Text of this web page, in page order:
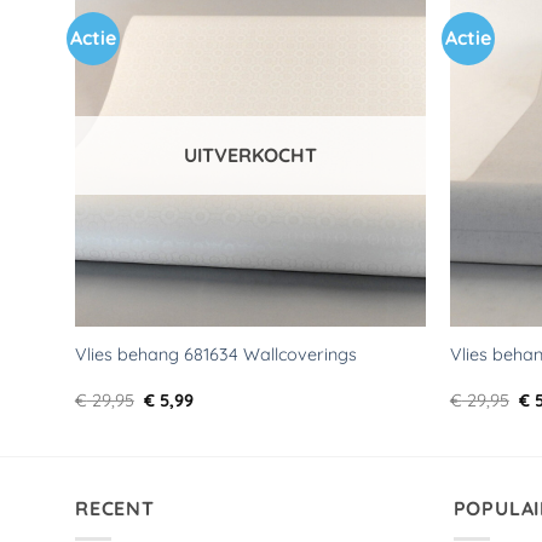
Actie
UITVERKOCHT
Vlies behang 681634 Wallcoverings
€29,95 Oorspronkelijke
prijs
€ 5,99Huidige
Actie
Vlies
€29,95 €
RECENT